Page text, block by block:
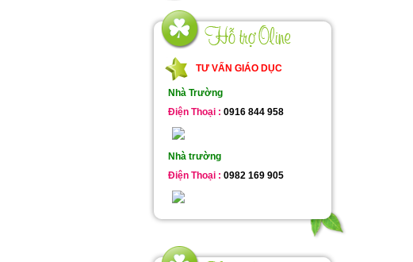
TƯ VẤN GIÁO DỤC
Nhà Trường
Điện Thoại : 0916 844 958
Nhà trường
Điện Thoại : 0982 169 905